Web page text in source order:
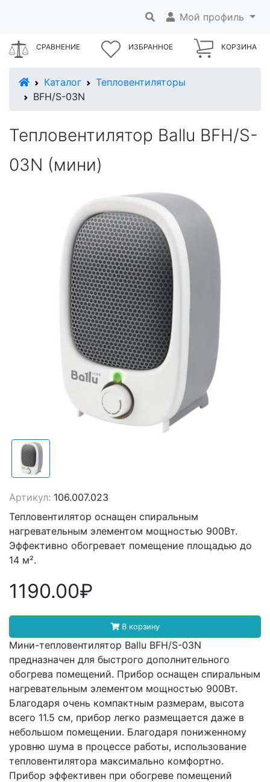
Мой профиль
СРАВНЕНИЕ ИЗБРАННОЕ КОРЗИНА
В начало
Каталог
Тепловентиляторы
BFH/S-03N
Тепловентилятор Ballu BFH/S-
03N (мини)
Артикул: 106.007.023
Тепловентилятор оснащен спиральным
нагревательным элементом мощностью 900Вт.
Эффективно обогревает помещение площадью до
14 м².
1190.00₽
В корзину
Мини-тепловентилятор Ballu BFH/S-03N
предназначен для быстрого дополнительного
обогрева помещений. Прибор оснащен спиральным
нагревательным элементом мощностью 900Вт.
Благодаря очень компактным размерам, высота
всего 11.5 см, прибор легко размещается даже в
небольшом помещении. Благодаря пониженному
уровню шума в процессе работы, использование
тепловентилятора максимально комфортно.
Прибор эффективен при обогреве помещений